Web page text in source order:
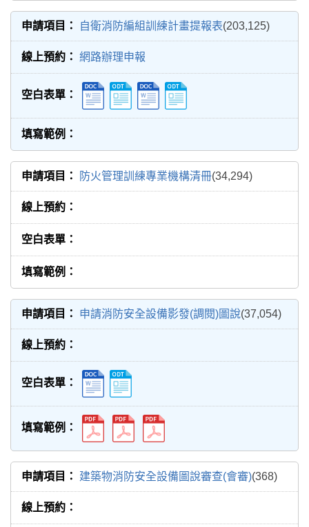
自衛消防編組訓練計畫提報表(203,125)
網路辦理申報
防火管理訓練專業機構清冊(34,294)
申請消防安全設備影發(調閱)圖說(37,054)
建築物消防安全設備圖說審查(會審)(368)